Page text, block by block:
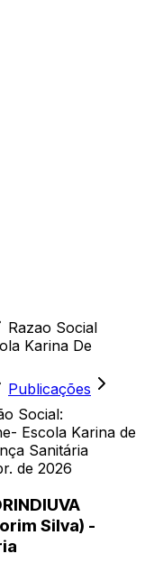
Razao Social
Karina De
Publicações
Social:
Escola Karina de
Sanitária
de 2026
Silva) -